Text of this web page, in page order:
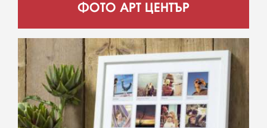
ФОТО АРТ ЦЕНТЪР